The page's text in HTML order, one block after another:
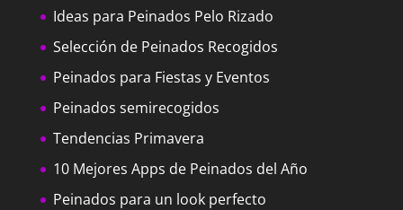
Ideas para Peinados Pelo Rizado
Selección de Peinados Recogidos
Peinados para Fiestas y Eventos
Peinados semirecogidos
Tendencias Primavera
10 Mejores Apps de Peinados del Año
Peinados para un look perfecto